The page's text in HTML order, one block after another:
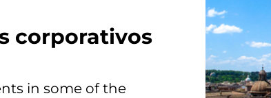
corporativos
in some of the